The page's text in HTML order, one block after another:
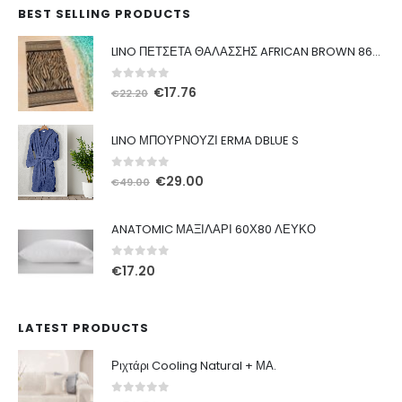
BEST SELLING PRODUCTS
LINO ΠΕΤΣΕΤΑ ΘΑΛΑΣΣΗΣ AFRICAN BROWN 86X160
out of 5
€22.20 Original
€17.76
LINO ΜΠΟΥΡΝΟΥΖΙ ERMA DBLUE S
out of 5
€49.00 Original
€29.00
ANATOMIC ΜΑΞΙΛΑΡΙ 60Χ80 ΛΕΥΚΟ
0out of 5
€17.20
LATEST PRODUCTS
Ριχτάρι Cooling Natural + ΜΑ.